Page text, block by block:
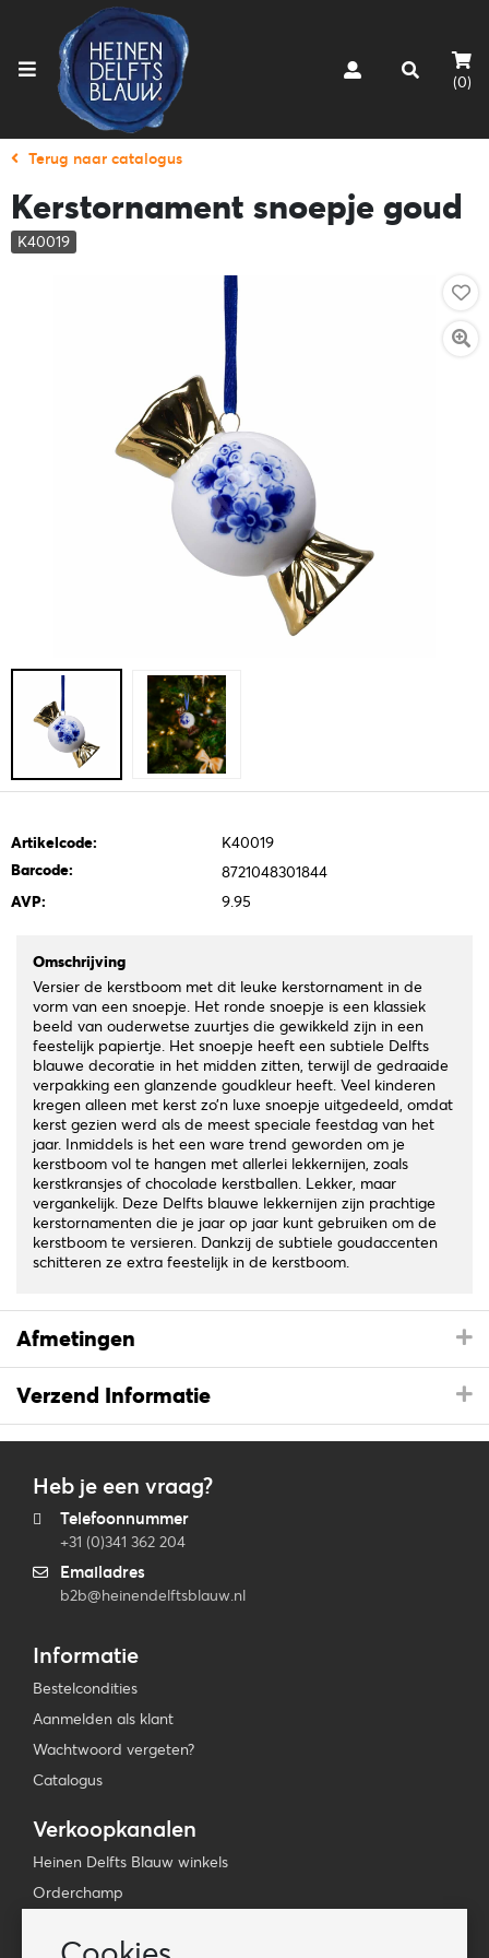
(0)
Terug naar catalogus
Kerstornament snoepje goud
K40019
Artikelcode:
K40019
Barcode:
8721048301844
AVP:
9.95
Omschrijving
Versier de kerstboom met dit leuke kerstornament in de
vorm van een snoepje. Het ronde snoepje is een klassiek
beeld van ouderwetse zuurtjes die gewikkeld zijn in een
feestelijk papiertje. Het snoepje heeft een subtiele Delfts
blauwe decoratie in het midden zitten, terwijl de gedraaide
verpakking een glanzende goudkleur heeft. Veel kinderen
kregen alleen met kerst zo’n luxe snoepje uitgedeeld, omdat
kerst gezien werd als de meest speciale feestdag van het
jaar. Inmiddels is het een ware trend geworden om je
kerstboom vol te hangen met allerlei lekkernijen, zoals
kerstkransjes of chocolade kerstballen. Lekker, maar
vergankelijk. Deze Delfts blauwe lekkernijen zijn prachtige
kerstornamenten die je jaar op jaar kunt gebruiken om de
kerstboom te versieren. Dankzij de subtiele goudaccenten
schitteren ze extra feestelijk in de kerstboom.
Afmetingen
Verzend Informatie
Heb je een vraag?
Telefoonnummer
+31 (0)341 362 204
Emailadres
b2b@heinendelftsblauw.nl
Informatie
Bestelcondities
Aanmelden als klant
Wachtwoord vergeten?
Catalogus
Verkoopkanalen
Heinen Delfts Blauw winkels
Orderchamp
Tica Venlo